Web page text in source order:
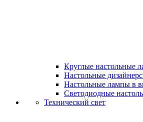
Круглые настольные
Настольные
Настольные лампы в
Светодиодные
Технический свет